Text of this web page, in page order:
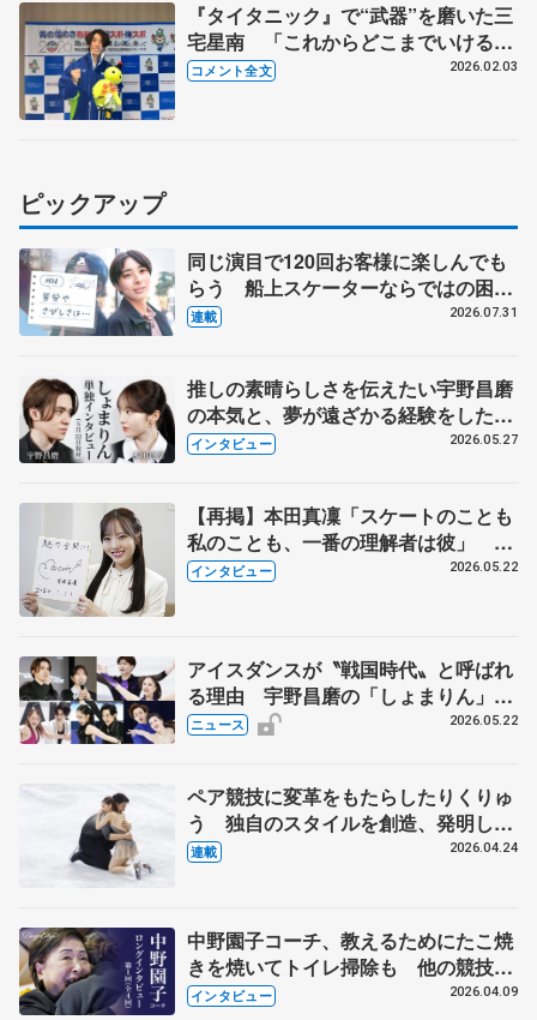
『タイタニック』で“武器”を磨いた三
宅星南 「これからどこまでいける
か、ワクワクしている」 【国民スポ
コメント全文 2026.02.03
ピックアップ
同じ演目で120回お客様に楽しんでも
らう 船上スケーターならではの困難
とは 影響あったPIW前キャプテン松
連載 2026.07.31
推しの素晴らしさを伝えたい宇野昌磨
の本気と、夢が遠ざかる経験をした本
田真凜の覚悟
インタビュー 2026.05.27
【再掲】本田真凜「スケートのことも
私のことも、一番の理解者は彼」 引
退時の単独インタビューで語った競技
インタビュー 2026.05.22
アイスダンスが〝戦国時代〟と呼ばれ
る理由 宇野昌磨の「しょまりん」ら
実力者が相次いで参戦 国内の競争激
ニュース 2026.05.22
ペア競技に変革をもたらしたりくりゅ
う 独自のスタイルを創造、発明した
【引退発表後②】
連載 2026.04.24
中野園子コーチ、教えるためにたこ焼
きを焼いてトイレ掃除も 他の競技に
も通用するという坂本花織の筋肉
インタビュー 2026.04.09